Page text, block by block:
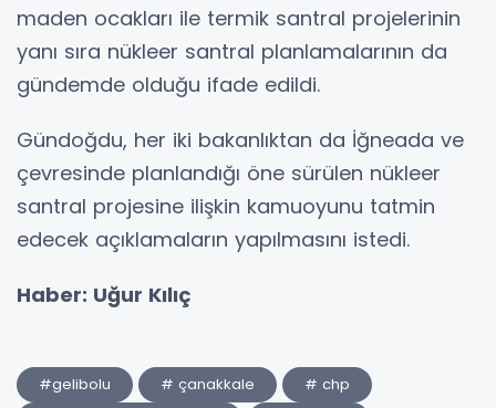
maden ocakları ile termik santral projelerinin
yanı sıra nükleer santral planlamalarının da
gündemde olduğu ifade edildi.
Gündoğdu, her iki bakanlıktan da İğneada ve
çevresinde planlandığı öne sürülen nükleer
santral projesine ilişkin kamuoyunu tatmin
edecek açıklamaların yapılmasını istedi.
Haber: Uğur Kılıç
#gelibolu # çanakkale
# chp